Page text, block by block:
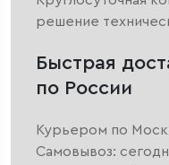
решение
Быстрая
по России
Курьером по
Самовывоз: